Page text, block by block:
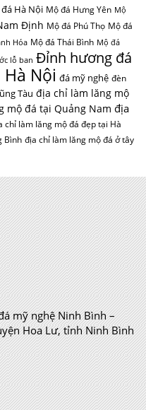
Hà Nội Mộ đá Hưng Yên Mộ
Định Mộ đá Phú Thọ Mộ đá
Hóa Mộ đá Thái Bình Mộ đá
lỗ ban Đỉnh hương đá
Nội đá mỹ nghệ đèn
Tàu địa chỉ làm lăng mộ
mộ đá tại Quảng Nam địa
chỉ làm lăng mộ đá đẹp tại Hà
Bình địa chỉ làm lăng mộ đá ở tây
mỹ nghệ Ninh Bình –
Hoa Lư, tỉnh Ninh Bình